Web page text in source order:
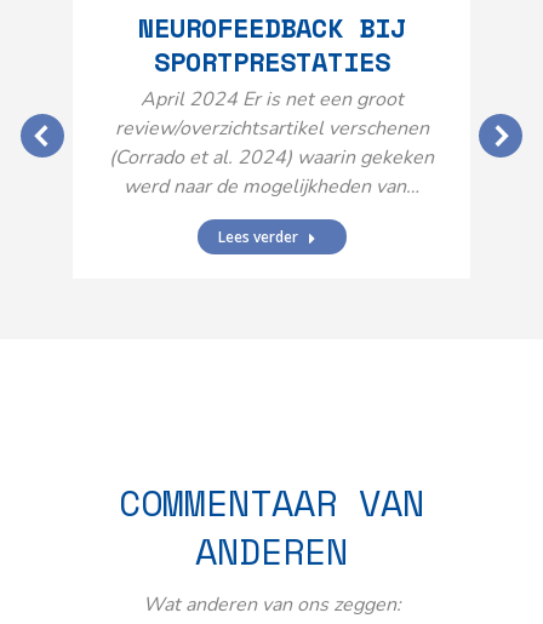
NEUROFEEDBACK BIJ
SPORTPRESTATIES
April 2024 Er is net een groot
review/overzichtsartikel verschenen
(Corrado et al. 2024) waarin gekeken
werd naar de mogelijkheden van…
Lees verder
COMMENTAAR VAN
ANDEREN
Wat anderen van ons zeggen: